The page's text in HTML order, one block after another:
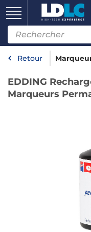
Retour
EDDING
Marqueurs